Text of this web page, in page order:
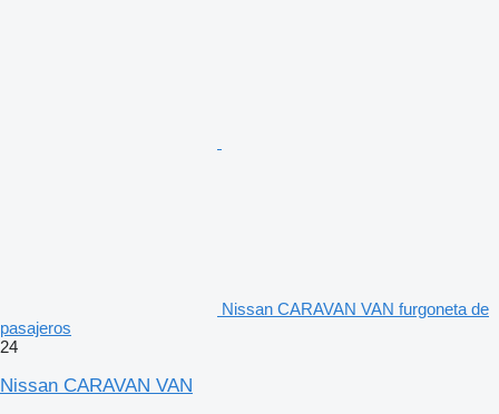
Nissan CARAVAN VAN furgoneta de
pasajeros
24
Nissan CARAVAN VAN